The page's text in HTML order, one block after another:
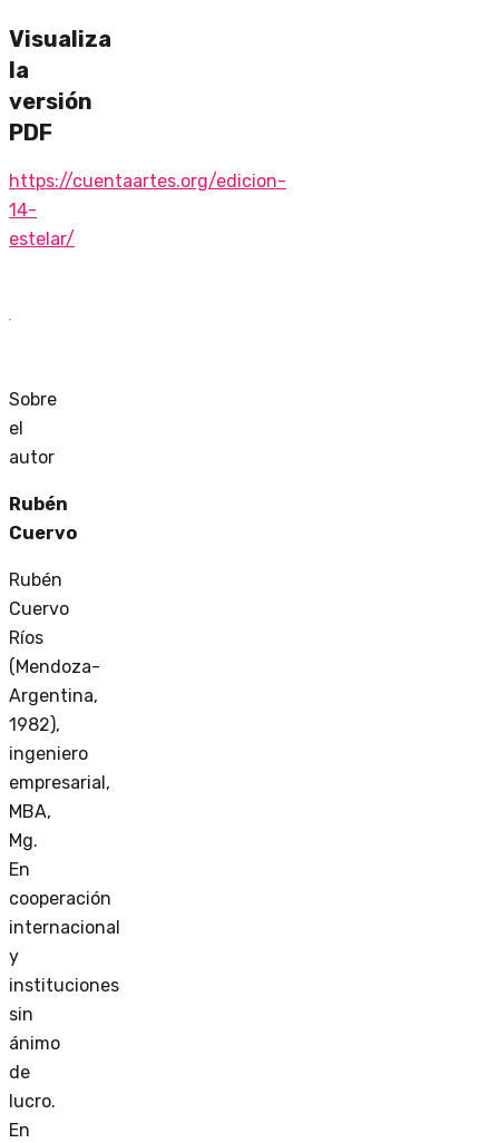
Visualiza
la
versión
PDF
https://cuentaartes.org/edicion-
14-
estelar/
Sobre
el
autor
Rubén
Cuervo
Rubén
Cuervo
Ríos
(Mendoza-
Argentina,
1982),
ingeniero
empresarial,
MBA,
Mg.
En
cooperación
internacional
y
instituciones
sin
ánimo
de
lucro.
En